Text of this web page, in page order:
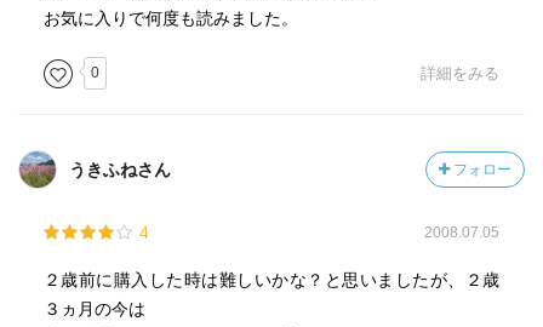
お気に入りで何度も読みました。
0 詳細をみる
うきふねさん フォロー
4 2008.07.05
２歳前に購入した時は難しいかな？と思いましたが、２歳
３ヵ月の今は